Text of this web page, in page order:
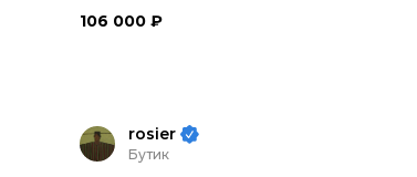
106 000 ₽
rosier
Бутик